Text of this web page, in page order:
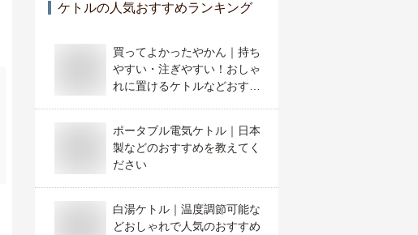
ケトルの人気おすすめランキング
買ってよかったやかん｜持ち
やすい・注ぎやすい！おしゃ
れに置けるケトルなどおすす
ポータブル電気ケトル｜日本
製などのおすすめを教えてく
ださい
白湯ケトル｜温度調節可能な
どおしゃれで人気のおすすめ